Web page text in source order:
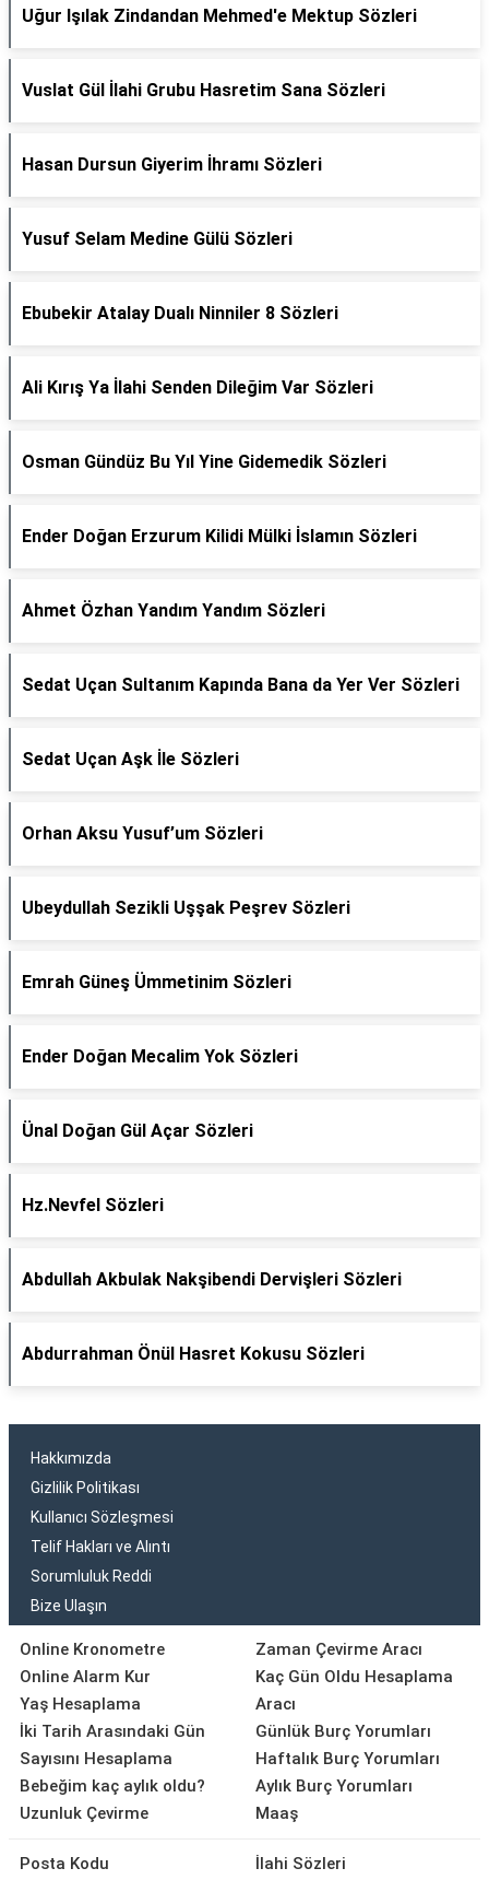
Uğur Işılak Zindandan Mehmed'e Mektup Sözleri
Vuslat Gül İlahi Grubu Hasretim Sana Sözleri
Hasan Dursun Giyerim İhramı Sözleri
Yusuf Selam Medine Gülü Sözleri
Ebubekir Atalay Dualı Ninniler 8 Sözleri
Ali Kırış Ya İlahi Senden Dileğim Var Sözleri
Osman Gündüz Bu Yıl Yine Gidemedik Sözleri
Ender Doğan Erzurum Kilidi Mülki İslamın Sözleri
Ahmet Özhan Yandım Yandım Sözleri
Sedat Uçan Sultanım Kapında Bana da Yer Ver Sözleri
Sedat Uçan Aşk İle Sözleri
Orhan Aksu Yusuf’um Sözleri
Ubeydullah Sezikli Uşşak Peşrev Sözleri
Emrah Güneş Ümmetinim Sözleri
Ender Doğan Mecalim Yok Sözleri
Ünal Doğan Gül Açar Sözleri
Hz.Nevfel Sözleri
Abdullah Akbulak Nakşibendi Dervişleri Sözleri
Abdurrahman Önül Hasret Kokusu Sözleri
Hakkımızda
Gizlilik Politikası
Kullanıcı Sözleşmesi
Telif Hakları ve Alıntı
Sorumluluk Reddi
Bize Ulaşın
Online Kronometre
Online Alarm Kur
Yaş Hesaplama
İki Tarih Arasındaki Gün
Sayısını Hesaplama
Bebeğim kaç aylık oldu?
Uzunluk Çevirme
Zaman Çevirme Aracı
Kaç Gün Oldu Hesaplama
Aracı
Günlük Burç Yorumları
Haftalık Burç Yorumları
Aylık Burç Yorumları
Maaş
Posta Kodu
İlahi Sözleri